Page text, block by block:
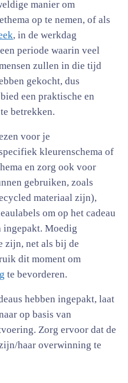
manier om
op te nemen, of als
, in de werkdag
periode waarin veel
zullen in die tijd
gekocht, dus
een praktische en
betrekken.
voor je
kleurenschema of
en zorg ook voor
gebruiken, zoals
materiaal zijn),
om op het cadeau
ingepakt. Moedig
zijn, net als bij de
dit moment om
te bevorderen.
hebben ingepakt, laat
op basis van
Zorg ervoor dat de
haar overwinning te